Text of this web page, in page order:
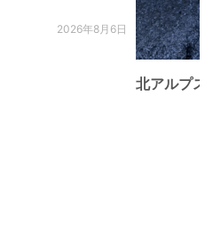
2026年8月6日
北アルプ